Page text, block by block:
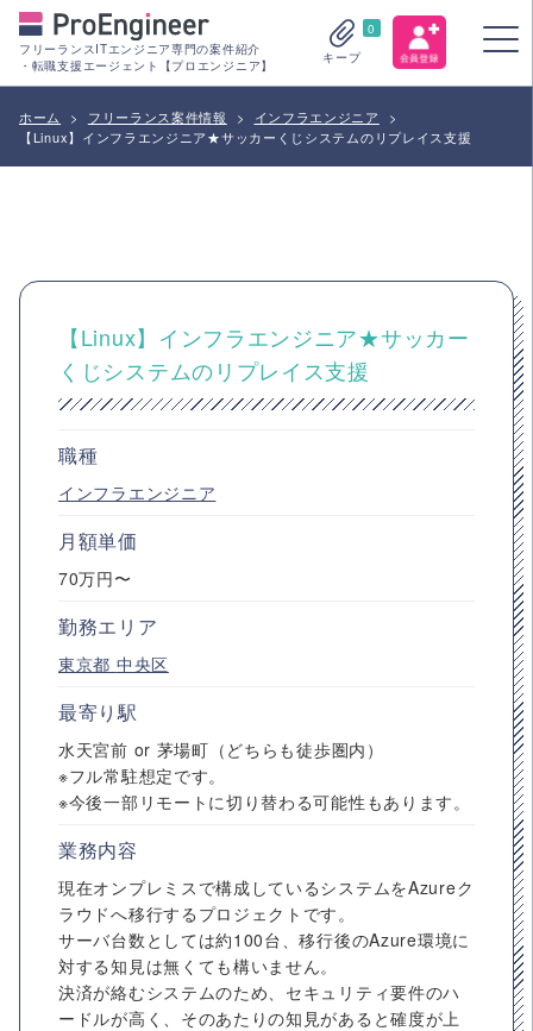
フリーランスITエンジニア専門の案件紹介
・転職支援エージェント【プロエンジニア】
0
キープ
ホーム > フリーランス案件情報 > インフラエンジニア
>
【Linux】インフラエンジニア★サッカーくじシステムのリプレイス支援
【Linux】インフラエンジニア★サッカー
くじシステムのリプレイス支援
職種
インフラエンジニア
月額単価
70万円〜
勤務エリア
東京都 中央区
最寄り駅
水天宮前 or 茅場町（どちらも徒歩圏内）
※フル常駐想定です。
※今後一部リモートに切り替わる可能性もあります。
業務内容
現在オンプレミスで構成しているシステムをAzureク
ラウドへ移行するプロジェクトです。
サーバ台数としては約100台、移行後のAzure環境に
対する知見は無くても構いません。
決済が絡むシステムのため、セキュリティ要件のハ
ードルが高く、そのあたりの知見があると確度が上